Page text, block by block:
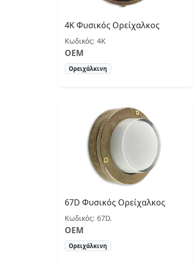
4Κ Φυσικός Ορείχαλκος
Κωδικός: 4Κ
OEM
Ορειχάλκινη
67D Φυσικός Ορείχαλκος
Κωδικός: 67D.
OEM
Ορειχάλκινη